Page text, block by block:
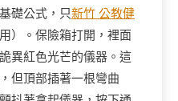
礎公式，只新竹 公教健
）。保險箱打開，裡面
異紅色光芒的儀器。這
但頂部插著一根彎曲